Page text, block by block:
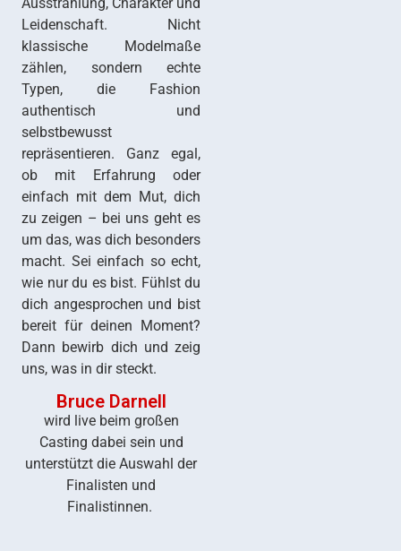
Leidenschaft. Nicht
klassische Modelmaße
zählen, sondern echte
Typen, die Fashion
authentisch und
selbstbewusst
repräsentieren. Ganz egal,
ob mit Erfahrung oder
einfach mit dem Mut, dich
zu zeigen – bei uns geht es
um das, was dich besonders
macht. Sei einfach so echt,
wie nur du es bist. Fühlst du
dich angesprochen und bist
bereit für deinen Moment?
Dann bewirb dich und zeig
uns, was in dir steckt.
Bruce Darnell
wird live beim großen
Casting dabei sein und
unterstützt die Auswahl der
Finalisten und
Finalistinnen.